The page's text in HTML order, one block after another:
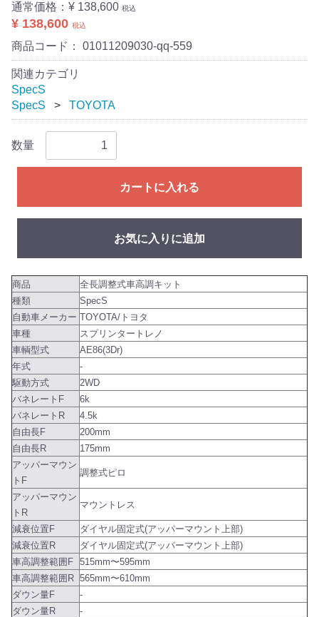
通常価格： ¥ 138,600 税込
¥ 138,600 税込
商品コード： 01011209030-qq-559
関連カテゴリ
SpecS
SpecS
TOYOTA
数量
カートに入れる
お気に入りに追加
商品
全長調整式車高調キット
種類
SpecS
自動車メーカー TOYOTA/トヨタ
車種
スプリンタートレノ
車輌型式
AE86(3Dr)
年式
-
駆動方式
2WD
バネレートF
6k
バネレートR
4.5k
自由長F
200mm
自由長R
175mm
アッパーマウン
トF
調整式ピロ
アッパーマウン
トR
マウントレス
減衰位置F
ダイヤル固定式(アッパーマウント上部)
減衰位置R
ダイヤル固定式(アッパーマウント上部)
車高調整範囲F 515mm〜595mm
車高調整範囲R 565mm〜610mm
ダウン量F
-
ダウン量R
-